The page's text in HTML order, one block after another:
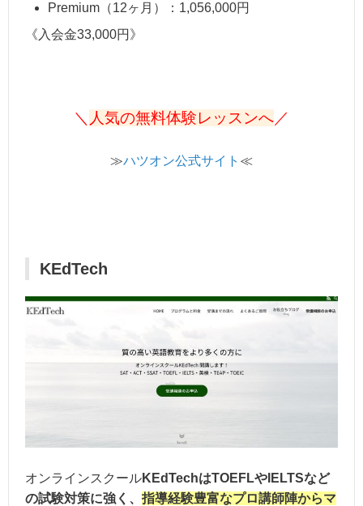
Premium（12ヶ月）：1,056,000円
《入会金33,000円》
＼ 人気の無料体験レッスンへ／
≫ハツオン公式サイト ≪
KEdTech
オンラインスクールKEdTechはTOEFLやIELTSなど
の試験対策に強く、 指導経験豊富なプロ講師陣からマ